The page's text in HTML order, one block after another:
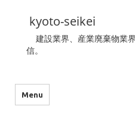
kyoto-seikei
建設業界、産業廃棄物業
信。
Menu